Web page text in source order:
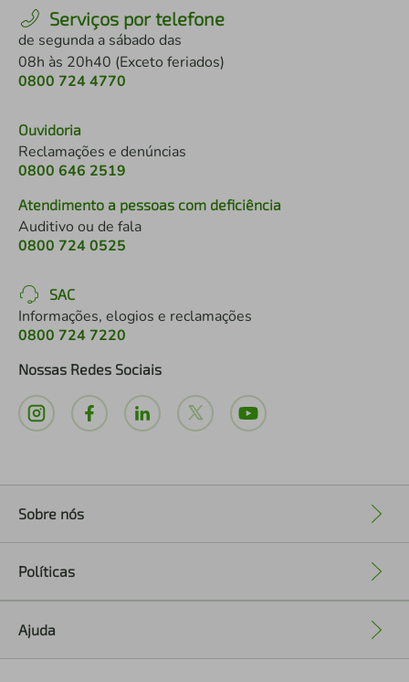
Serviços por telefone
de segunda a sábado das
08h às 20h40 (Exceto feriados)
0800 724 4770
Ouvidoria
Reclamações e denúncias
0800 646 2519
Atendimento a pessoas com deficiência
Auditivo ou de fala
0800 724 0525
SAC
Informações, elogios e reclamações
0800 724 7220
Nossas Redes Sociais
Sobre nós
Políticas
Ajuda